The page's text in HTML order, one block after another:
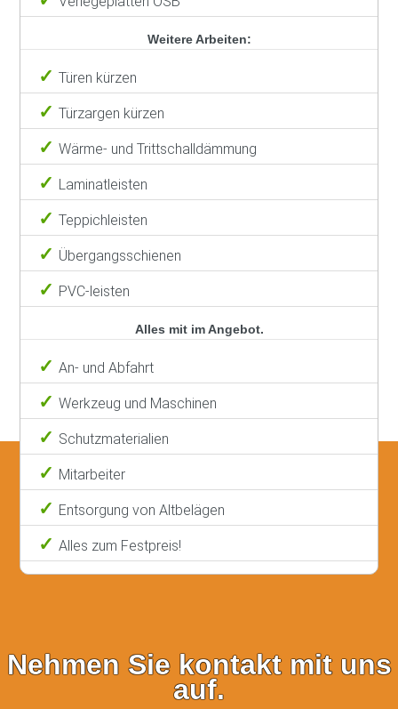
Weitere Arbeiten:
Türen kürzen
Türzargen kürzen
Wärme- und Trittschalldämmung
Laminatleisten
Teppichleisten
Übergangsschienen
PVC-leisten
Alles mit im Angebot.
An- und Abfahrt
Werkzeug und Maschinen
Schutzmaterialien
Mitarbeiter
Entsorgung von Altbelägen
Alles zum Festpreis!
Nehmen Sie kontakt mit uns
auf.